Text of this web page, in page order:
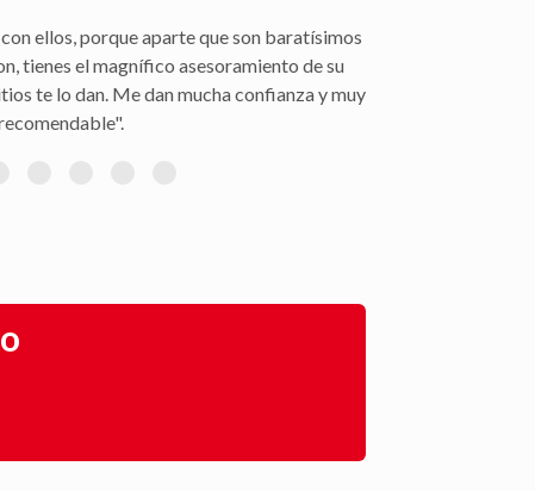
de siniestros, seguimiento del parte a la
con la peritación y demás trámites".